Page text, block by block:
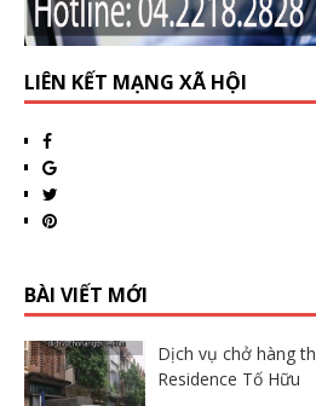
LIÊN KẾT MẠNG XÃ HỘI
BÀI VIẾT MỚI
Dịch vụ chở hàng
Residence Tố Hữu